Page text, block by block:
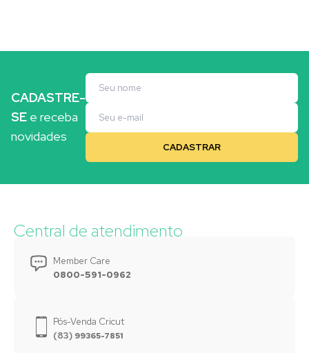
CADASTRE-
SE e receba
novidades
Central de atendimento
Member Care
0800-591-0962
Pós-Venda Cricut
(83) 99365-7851